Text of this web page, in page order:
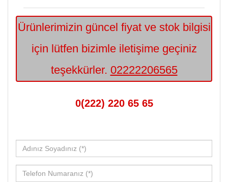
Ürünlerimizin güncel fiyat ve stok bilgisi
için lütfen bizimle iletişime geçiniz
teşekkürler. 02222206565
0(222) 220 65 65